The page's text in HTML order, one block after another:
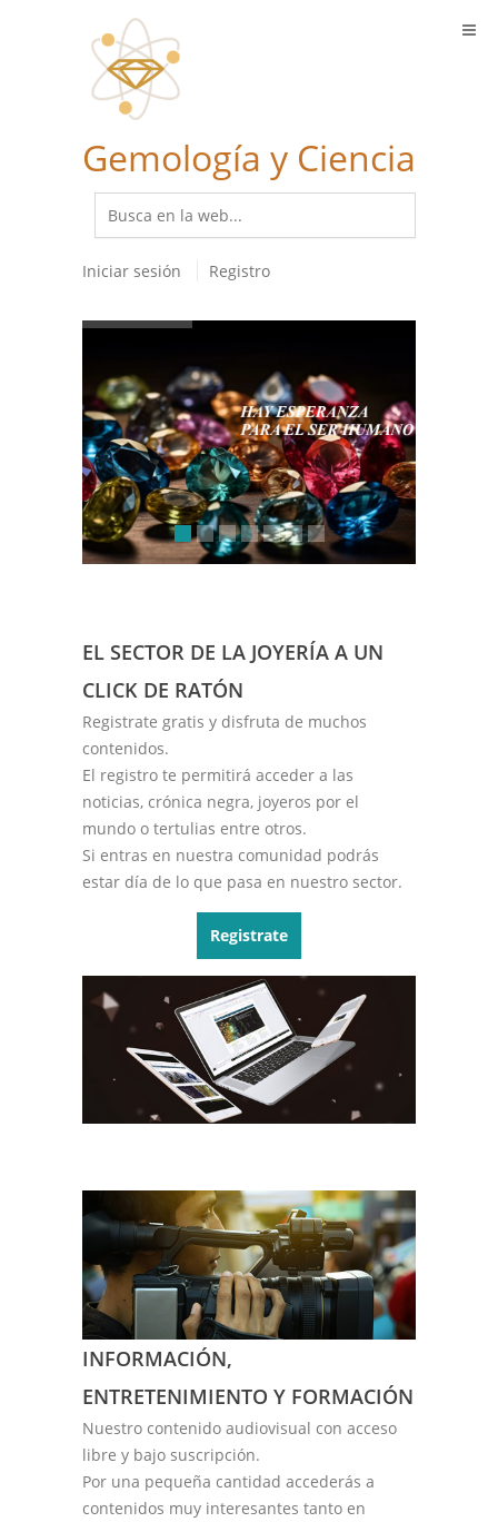
Gemología y Ciencia
Iniciar sesión Registro
EL SECTOR DE LA JOYERÍA A UN
CLICK DE RATÓN
Registrate gratis y disfruta de muchos
contenidos.
El registro te permitirá acceder a las
noticias, crónica negra, joyeros por el
mundo o tertulias entre otros.
Si entras en nuestra comunidad podrás
estar día de lo que pasa en nuestro sector.
Registrate
INFORMACIÓN,
ENTRETENIMIENTO Y FORMACIÓN
Nuestro contenido audiovisual con acceso
libre y bajo suscripción.
Por una pequeña cantidad accederás a
contenidos muy interesantes tanto en